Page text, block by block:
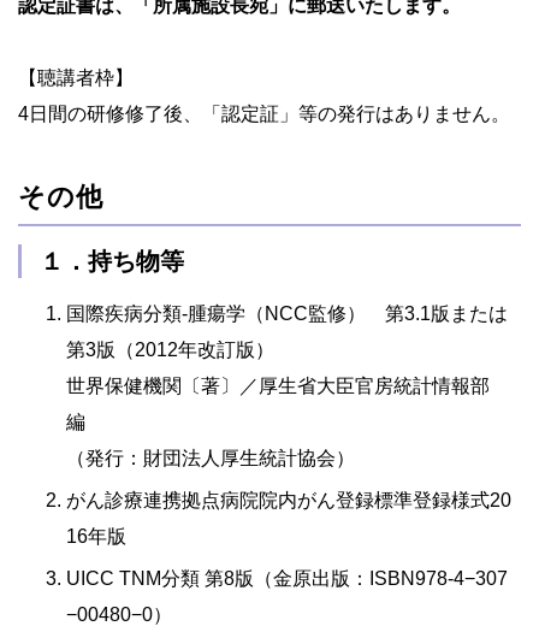
認定証書は、「所属施設長宛」に郵送いたします。
【聴講者枠】
4日間の研修修了後、「認定証」等の発行はありません。
その他
１．持ち物等
国際疾病分類-腫瘍学（NCC監修） 第3.1版または
第3版（2012年改訂版）
世界保健機関〔著〕／厚生省大臣官房統計情報部
編
（発行：財団法人厚生統計協会）
がん診療連携拠点病院院内がん登録標準登録様式20
16年版
UICC TNM分類 第8版（金原出版：ISBN978-4−307
−00480−0）